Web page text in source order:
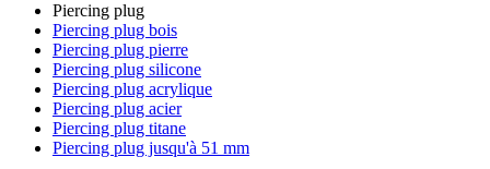
Piercing plug
Piercing plug bois
Piercing plug pierre
Piercing plug silicone
Piercing plug acrylique
Piercing plug acier
Piercing plug titane
Piercing plug jusqu'à 51 mm